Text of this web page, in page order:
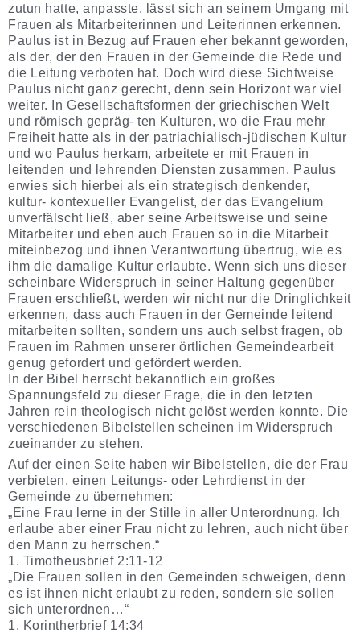
zutun hatte, anpasste, lässt sich an seinem Umgang mit
Frauen als Mitarbeiterinnen und Leiterinnen erkennen.
Paulus ist in Bezug auf Frauen eher bekannt geworden,
als der, der den Frauen in der Gemeinde die Rede und
die Leitung verboten hat. Doch wird diese Sichtweise
Paulus nicht ganz gerecht, denn sein Horizont war viel
weiter. In Gesellschaftsformen der griechischen Welt
und römisch gepräg- ten Kulturen, wo die Frau mehr
Freiheit hatte als in der patriachialisch-jüdischen Kultur
und wo Paulus herkam, arbeitete er mit Frauen in
leitenden und lehrenden Diensten zusammen. Paulus
erwies sich hierbei als ein strategisch denkender,
kultur- kontexueller Evangelist, der das Evangelium
unverfälscht ließ, aber seine Arbeitsweise und seine
Mitarbeiter und eben auch Frauen so in die Mitarbeit
miteinbezog und ihnen Verantwortung übertrug, wie es
ihm die damalige Kultur erlaubte. Wenn sich uns dieser
scheinbare Widerspruch in seiner Haltung gegenüber
Frauen erschließt, werden wir nicht nur die Dringlichkeit
erkennen, dass auch Frauen in der Gemeinde leitend
mitarbeiten sollten, sondern uns auch selbst fragen, ob
Frauen im Rahmen unserer örtlichen Gemeindearbeit
genug gefordert und gefördert werden.
In der Bibel herrscht bekanntlich ein großes
Spannungsfeld zu dieser Frage, die in den letzten
Jahren rein theologisch nicht gelöst werden konnte. Die
verschiedenen Bibelstellen scheinen im Widerspruch
zueinander zu stehen.
Auf der einen Seite haben wir Bibelstellen, die der Frau
verbieten, einen Leitungs- oder Lehrdienst in der
Gemeinde zu übernehmen:
„Eine Frau lerne in der Stille in aller Unterordnung. Ich
erlaube aber einer Frau nicht zu lehren, auch nicht über
den Mann zu herrschen.“
1. Timotheusbrief 2:11-12
„Die Frauen sollen in den Gemeinden schweigen, denn
es ist ihnen nicht erlaubt zu reden, sondern sie sollen
sich unterordnen…“
1. Korintherbrief 14:34